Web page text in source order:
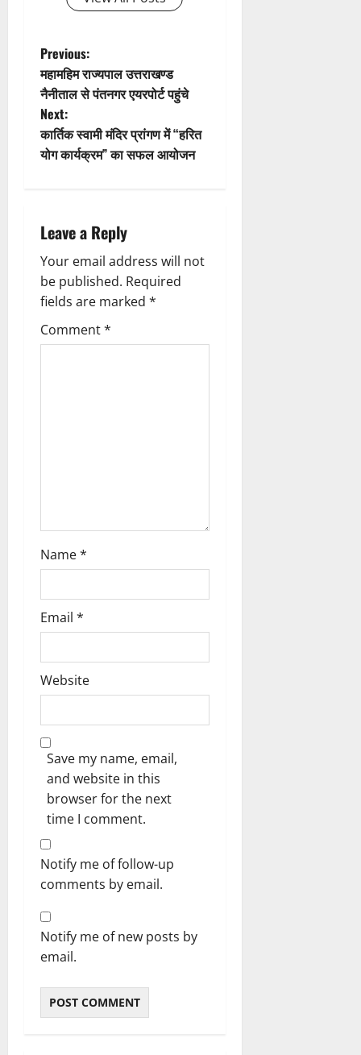
t
i
o
n
P
o
s
t
a
v
i
g
Previous:
महामहिम राज्यपाल उत्तराखण्ड
नैनीताल से पंतनगर एयरपोर्ट पहुंचे
Next:
कार्तिक स्वामी मंदिर प्रांगण में “हरित
योग कार्यक्रम” का सफल आयोजन
Leave a Reply
Your email address will not
be published. Required
fields are marked *
Comment*
Name*
Email *
Website
Save my name, email,
and website in this
browser for the next
time I comment.
Notify me of follow-up
comments by email.
Notify me of new posts by
email.